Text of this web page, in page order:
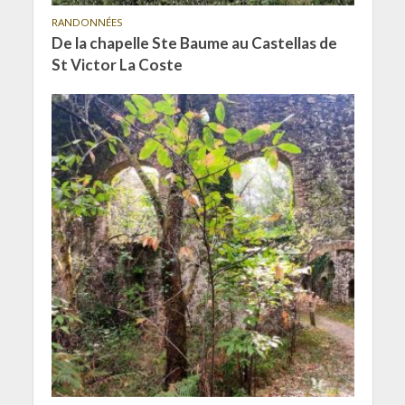
RANDONNÉES
De la chapelle Ste Baume au Castellas de
St Victor La Coste